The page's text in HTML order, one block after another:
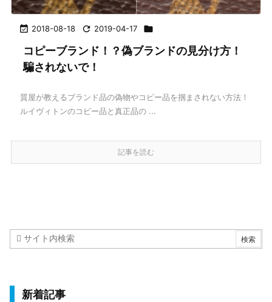
 2018-08-18  2019-04-17 
コピーブランド！？偽ブランドの見分け方！
騙されないで！
質屋が教えるブランド品の偽物やコピー品を掴まされない方法！
ルイヴィトンのコピー品と真正品の ...
記事を読む
新着記事